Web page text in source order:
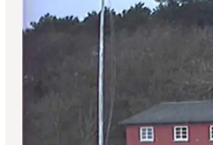
Planlæg ferien